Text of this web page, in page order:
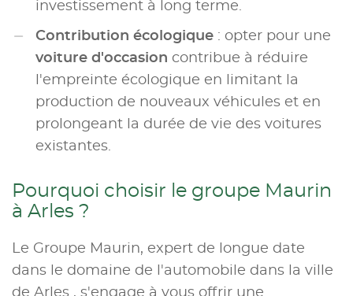
investissement à long terme.
Contribution écologique : opter pour une
voiture d'occasion contribue à réduire
l'empreinte écologique en limitant la
production de nouveaux véhicules et en
prolongeant la durée de vie des voitures
existantes.
Pourquoi choisir le groupe Maurin
à Arles ?
Le Groupe Maurin, expert de longue date
dans le domaine de l'automobile dans la ville
de Arles , s'engage à vous offrir une